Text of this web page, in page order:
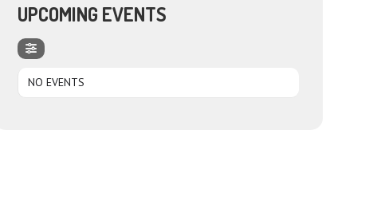
UPCOMING EVENTS
NO EVENTS